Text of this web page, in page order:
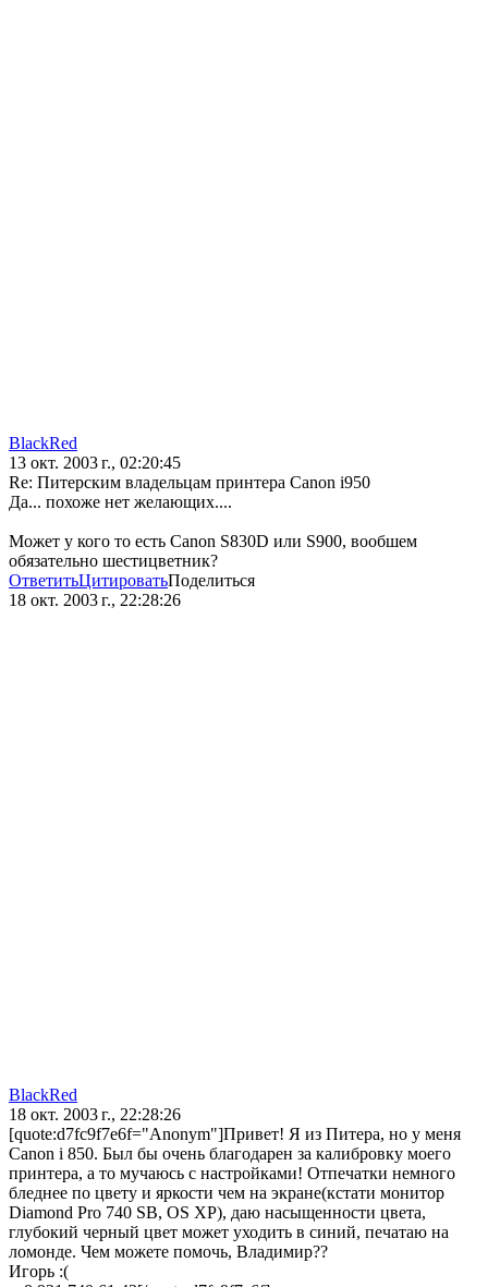
BlackRed
13 окт. 2003 г., 02:20:45
Re: Питерским владельцам принтера Canon i950
Да... похоже нет желающих....
Может у кого то есть Canon S830D или S900, вообшем
обязательно шестицветник?
ОтветитьЦитироватьПоделиться
18 окт. 2003 г., 22:28:26
BlackRed
18 окт. 2003 г., 22:28:26
[quote:d7fc9f7e6f="Anonym"]Привет! Я из Питера, но у меня
Canon i 850. Был бы очень благодарен за калибровку моего
принтера, а то мучаюсь с настройками! Отпечатки немного
бледнее по цвету и яркости чем на экране(кстати монитор
Diamond Pro 740 SB, OS XP), даю насыщенности цвета,
глубокий черный цвет может уходить в синий, печатаю на
ломонде. Чем можете помочь, Владимир??
Игорь :(